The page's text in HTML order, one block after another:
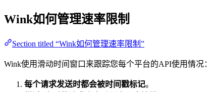
Wink如何管理速率限制
Section titled “Wink如何管理速率限制”
Wink使用滑动时间窗口来跟踪您每个平台的API使用情况：
每个请求发送时都会被时间戳标记。